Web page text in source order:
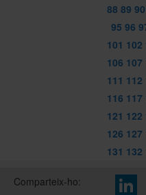
88 89 90
95 96
101 102
106 107
111 112
116 117
121 122
126 127
131 132
Comparteix-ho: